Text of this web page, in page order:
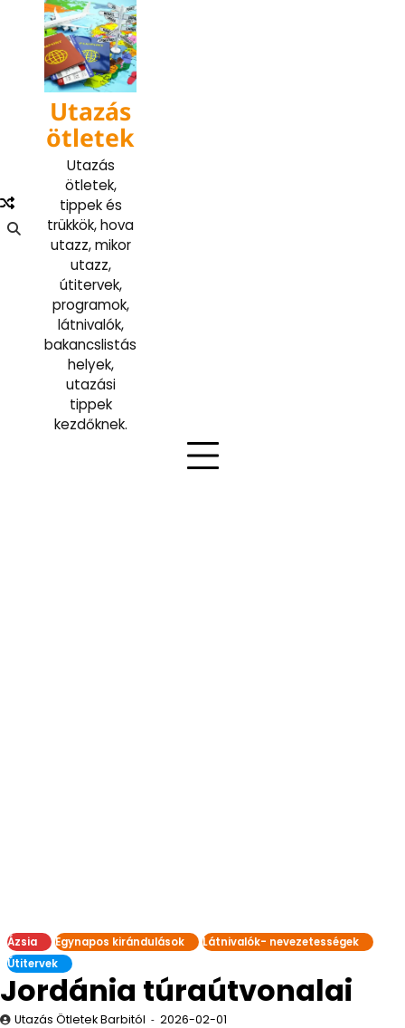
content
Utazás
ötletek
Utazás
ötletek,
tippek és
trükkök, hova
utazz, mikor
utazz,
útitervek,
programok,
látnivalók,
bakancslistás
helyek,
utazási
tippek
kezdőknek.
Ázsia Egynapos kirándulások
Látnivalók- nevezetességek
Útitervek
Jordánia túraútvonalai
Utazás Ötletek Barbitól 2026-02-01